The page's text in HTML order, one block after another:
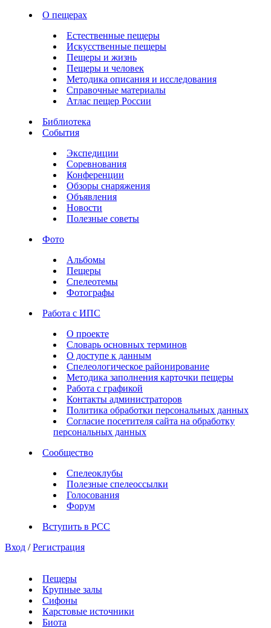
О пещерах
Естественные пещеры
Искусственные пещеры
Пещеры и жизнь
Пещеры и человек
Методика описания и исследования
Справочные материалы
Атлас пещер России
Библиотека
События
Экспедиции
Соревнования
Конференции
Обзоры снаряжения
Объявления
Новости
Полезные советы
Фото
Альбомы
Пещеры
Спелеотемы
Фотографы
Работа с ИПС
О проекте
Словарь основных терминов
О доступе к данным
Спелеологическое районирование
Методика заполнения карточки пещеры
Работа с графикой
Контакты администраторов
Политика обработки персональных данных
Согласие посетителя сайта на обработку
персональных данных
Сообщество
Спелеоклубы
Полезные спелеоссылки
Голосования
Форум
Вступить в РСС
Вход / Регистрация
Пещеры
Крупные залы
Сифоны
Карстовые источники
Биота